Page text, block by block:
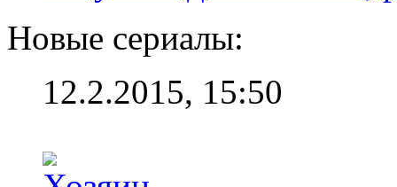
Новые сериалы:
12.2.2015, 15:50